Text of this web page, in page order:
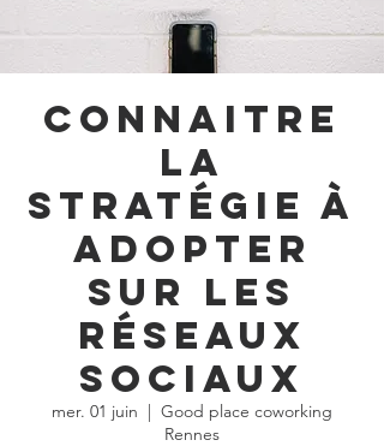
Connaitre
la
stratégie à
adopter
sur les
réseaux
sociaux
mer. 01 juin
  |
Good place coworking
Rennes